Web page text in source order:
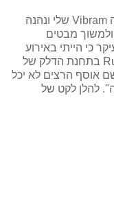
מאז הבוקר ועד עכשיו אני מסתובב לי עם ה Vibram שלי ונהנה
מבטים
כי הייתי באירוע
פתיחה של חנות ריצה חדשה בשם Runway בתחנת הדלק של
אוסף הרצים לא יכל
להלן לקט של